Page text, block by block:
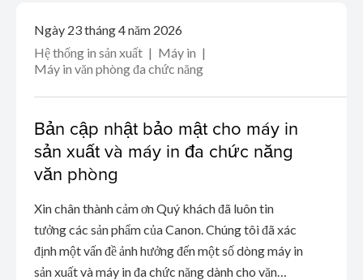
Ngày 23 tháng 4 năm 2026
Hệ thống in sản xuất
Máy in
Máy in văn phòng đa chức năng
Bản cập nhật bảo mật cho máy in
sản xuất và máy in đa chức năng
văn phòng
Xin chân thành cảm ơn Quý khách đã luôn tin
tưởng các sản phẩm của Canon. Chúng tôi đã xác
định một vấn đề ảnh hưởng đến một số dòng máy in
sản xuất và máy in đa chức năng dành cho văn